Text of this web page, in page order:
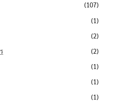
(107)
(1)
(2)
(2)
(1)
(1)
(1)